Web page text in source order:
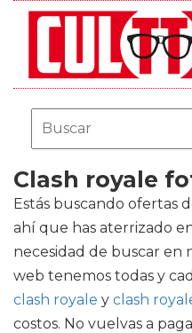
Clash royale
Estás buscando ofertas
ahí que has aterrizado
necesidad de buscar en
web tenemos todas y
clash royale y clash
costos. No vuelvas a